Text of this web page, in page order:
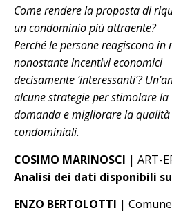
Come rendere la proposta di
un condominio più attraente?
Perché le persone reagiscono in
nonostante incentivi economici
decisamente ‘interessanti’?
alcune strategie per stimolare la
domanda e migliorare la
condominiali.
COSIMO MARINOSCI | ART-
Analisi dei dati disponibili
ENZO BERTOLOTTI |